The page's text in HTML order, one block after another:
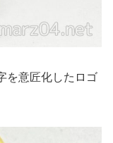
を意匠化したロゴ